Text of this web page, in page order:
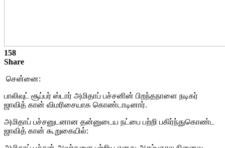
158
Share
சென்னை:
பாலிவுட் சூப்பர் ஸ்டார் அமிதாப் பச்சனின் பிறந்தநாளை நடிகர்
ஜாவித் கான் விமரிசையாக கொண்டாடினார்.
அமிதாப் பச்சனுடனான தன்னுடைய நட்பை பற்றி பகிர்ந்துகொண்ட
ஜாவித் கான் கூறுகையில்: